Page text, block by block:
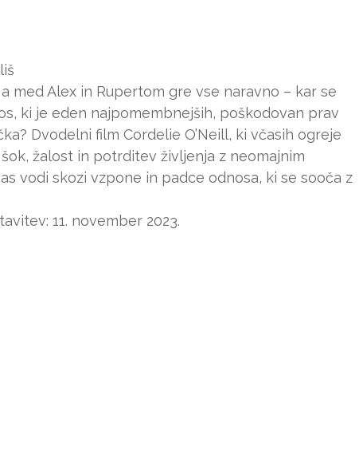
med Alex in Rupertom gre vse naravno – kar se
ki je eden najpomembnejših, poškodovan prav
Dvodelni film Cordelie O’Neill, ki včasih ogreje
žalost in potrditev življenja z neomajnim
vodi skozi vzpone in padce odnosa, ki se sooča z
11. november 2023.